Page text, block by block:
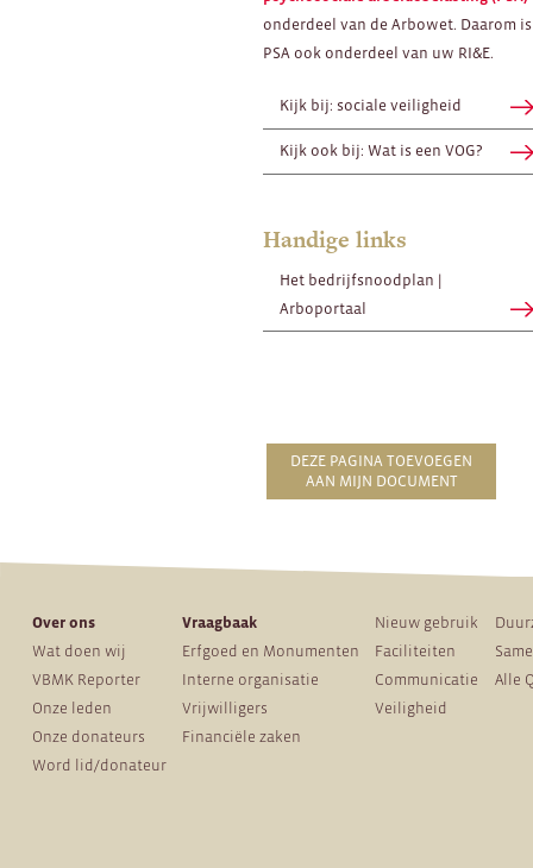
onderdeel van de Arbowet. Daarom is
PSA ook onderdeel van uw RI&E.
Kijk bij: sociale veiligheid
Kijk ook bij: Wat is een VOG?
Handige links
Het bedrijfsnoodplan |
Arboportaal
DEZE PAGINA TOEVOEGEN
AAN MIJN DOCUMENT
Over ons
Wat doen wij
VBMK Reporter
Onze leden
Onze donateurs
Word lid/donateur
Vraagbaak
Erfgoed en Monumenten
Interne organisatie
Vrijwilligers
Financiële zaken
Nieuw gebruik
Faciliteiten
Communicatie
Veiligheid
Alle